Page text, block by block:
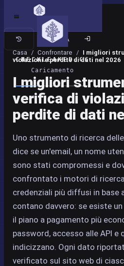
CHECKLEAKED.CC
Caricamento
Sito classico
Casa / Confrontare / I migliori
violazioni e perdite di dati nel 2026
I migliori
verifica di
perdite di dati
Uno strumento di ricerca
dice se un'email, un nome
sono stati compromessi e
confrontato i motori di
credenziali più diffusi in base
contano davvero: se esiste
il piano a pagamento più
password, accesso alle API e
indicizzano. Ogni dato
verificato sul sito web di